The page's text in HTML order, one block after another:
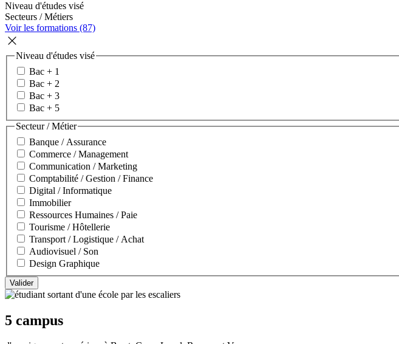
Niveau d'études visé
Secteurs / Métiers
Voir les formations (87)
Niveau d'études visé
Bac + 1
Bac + 2
Bac + 3
Bac + 5
Secteur / Métier
Banque / Assurance
Commerce / Management
Communication / Marketing
Comptabilité / Gestion / Finance
Digital / Informatique
Immobilier
Ressources Humaines / Paie
Tourisme / Hôtellerie
Transport / Logistique / Achat
Audiovisuel / Son
Design Graphique
5 campus